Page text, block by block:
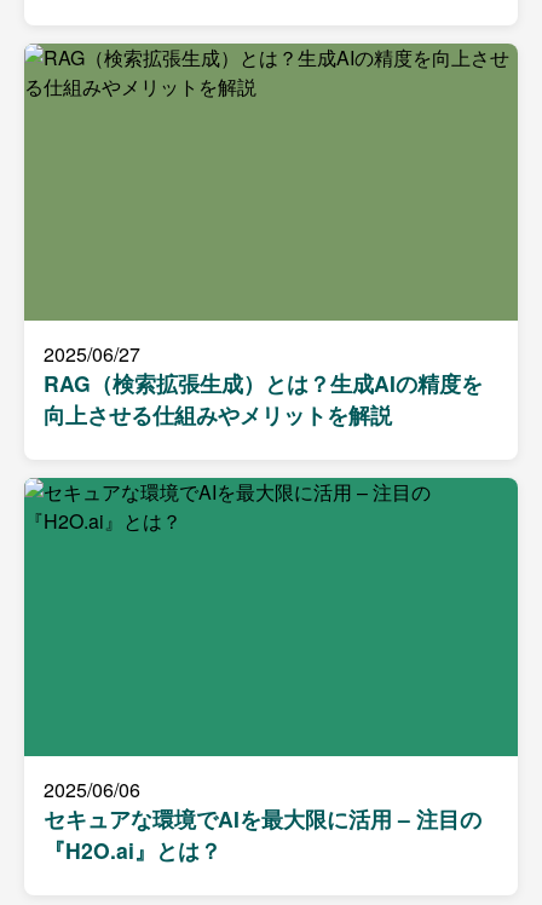
2025/06/27
RAG（検索拡張生成）とは？生成AIの精度を
向上させる仕組みやメリットを解説
2025/06/06
セキュアな環境でAIを最大限に活用 – 注目の
『H2O.ai』とは？